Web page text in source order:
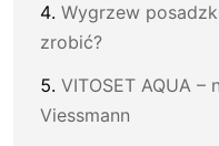
Wygrzew
zrobić?
VITOSET AQUA
Viessmann